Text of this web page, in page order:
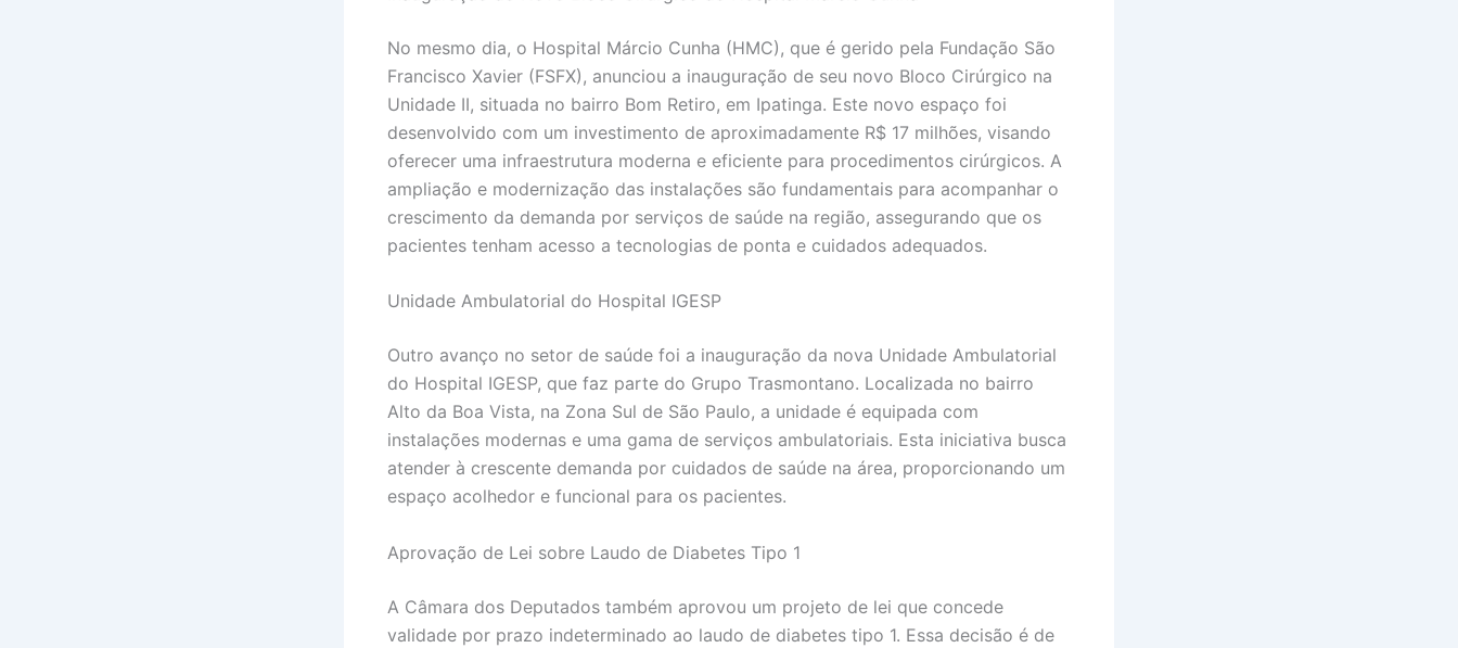
No mesmo dia, o Hospital Márcio Cunha (HMC), que é gerido pela Fundação São
Francisco Xavier (FSFX), anunciou a inauguração de seu novo Bloco Cirúrgico na
Unidade II, situada no bairro Bom Retiro, em Ipatinga. Este novo espaço foi
desenvolvido com um investimento de aproximadamente R$ 17 milhões, visando
oferecer uma infraestrutura moderna e eficiente para procedimentos cirúrgicos. A
ampliação e modernização das instalações são fundamentais para acompanhar o
crescimento da demanda por serviços de saúde na região, assegurando que os
pacientes tenham acesso a tecnologias de ponta e cuidados adequados.
Unidade Ambulatorial do Hospital IGESP
Outro avanço no setor de saúde foi a inauguração da nova Unidade Ambulatorial
do Hospital IGESP, que faz parte do Grupo Trasmontano. Localizada no bairro
Alto da Boa Vista, na Zona Sul de São Paulo, a unidade é equipada com
instalações modernas e uma gama de serviços ambulatoriais. Esta iniciativa busca
atender à crescente demanda por cuidados de saúde na área, proporcionando um
espaço acolhedor e funcional para os pacientes.
Aprovação de Lei sobre Laudo de Diabetes Tipo 1
A Câmara dos Deputados também aprovou um projeto de lei que concede
validade por prazo indeterminado ao laudo de diabetes tipo 1. Essa decisão é de